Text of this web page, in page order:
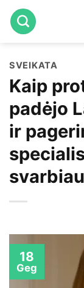
Skip
to
SVEIKATA
Kaip
padėjo
ir
18
Geg